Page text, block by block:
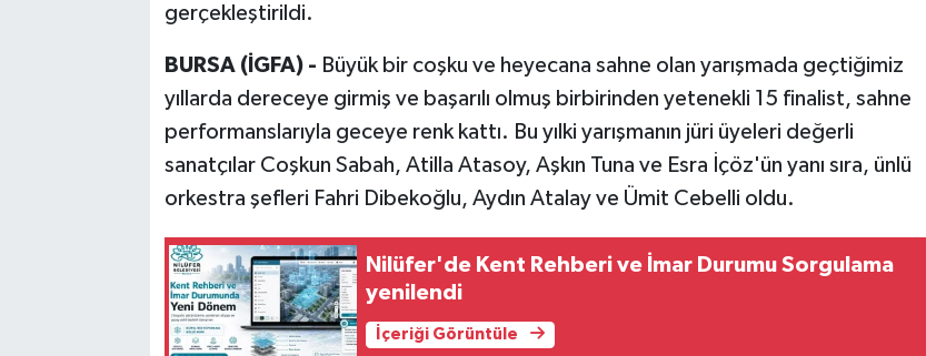
gerçekleştirildi.
BURSA (İGFA) - Büyük bir coşku ve heyecana sahne olan yarışmada geçtiğimiz
yıllarda dereceye girmiş ve başarılı olmuş birbirinden yetenekli 15 finalist, sahne
performanslarıyla geceye renk kattı. Bu yılki yarışmanın jüri üyeleri değerli
sanatçılar Coşkun Sabah, Atilla Atasoy, Aşkın Tuna ve Esra İçöz'ün yanı sıra, ünlü
orkestra şefleri Fahri Dibekoğlu, Aydın Atalay ve Ümit Cebelli oldu.
Nilüfer'de Kent Rehberi ve İmar Durumu Sorgulama
yenilendi
İçeriği Görüntüle